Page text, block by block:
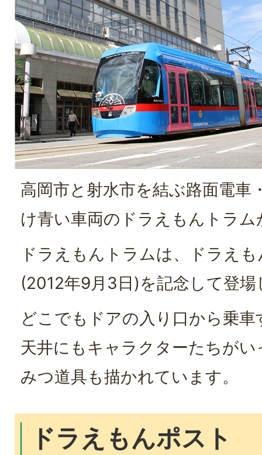
高岡市と射水市を結ぶ路面電車
け青い車両のドラえもんトラ
ドラえもんトラムは、ドラえ
(2012年9月3日)を記念して登
どこでもドアの入り口から乗
天井にもキャラクターたちが
みつ道具も描かれています。
ドラえもんポスト